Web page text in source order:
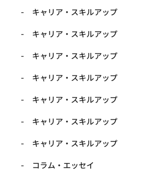
キャリア・スキルアップ
キャリア・スキルアップ
キャリア・スキルアップ
キャリア・スキルアップ
キャリア・スキルアップ
キャリア・スキルアップ
キャリア・スキルアップ
コラム・エッセイ